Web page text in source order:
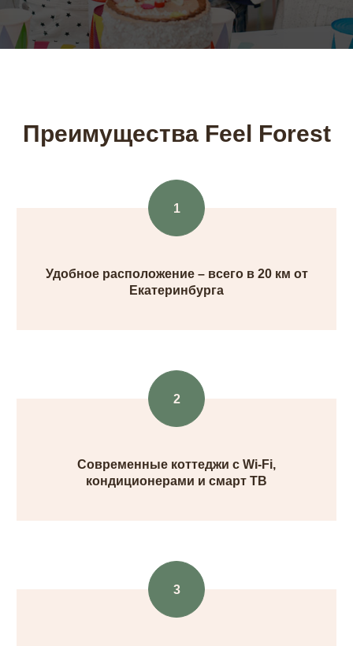
Преимущества Feel Forest
Удобное расположение – всего в 20 км от
Екатеринбурга
Современные коттеджи с Wi-Fi,
кондиционерами и смарт ТВ